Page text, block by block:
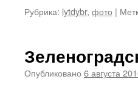
Рубрика: lytdybr, фото |
Опубликовано 6 августа